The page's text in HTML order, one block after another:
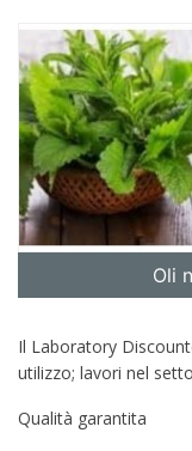
Oli
Il Laboratory
utilizzo; lavori nel
Qualità garantita